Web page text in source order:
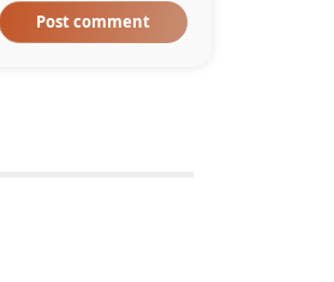
Post comment